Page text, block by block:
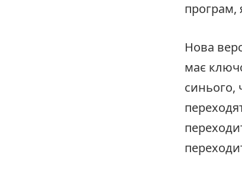
програм,
Нова
має
синього,